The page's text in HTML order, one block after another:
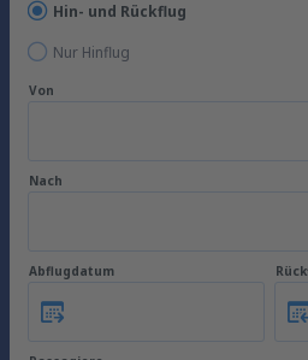
Hin- und Rückflug
Nur Hinflug
Von
Nach
Abflugdatum